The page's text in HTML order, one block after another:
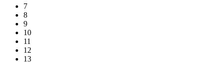
7
8
9
10
11
12
13